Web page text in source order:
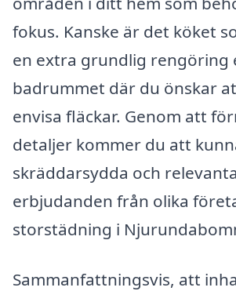
fokus. Kanske är det köket
en extra grundlig rengöring
badrummet där du önskar
envisa fläckar. Genom att
detaljer kommer du att
skräddarsydda och relevanta
erbjudanden från olika
storstädning i
Sammanfattningsvis, att